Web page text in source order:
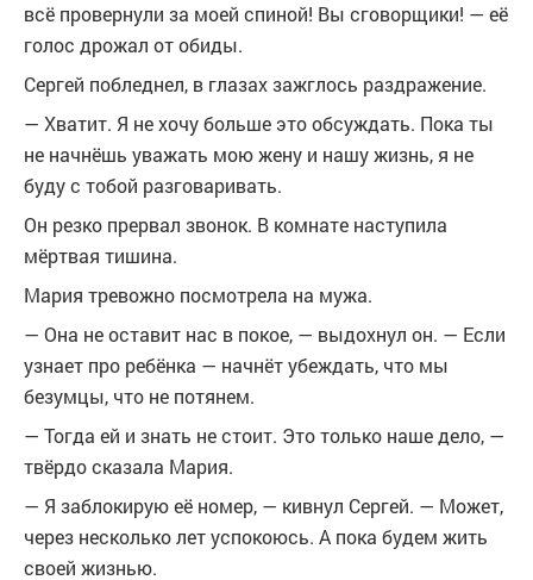
всё провернули за моей спиной! Вы сговорщики! — её
голос дрожал от обиды.
Сергей побледнел, в глазах зажглось раздражение.
— Хватит. Я не хочу больше это обсуждать. Пока ты
не начнёшь уважать мою жену и нашу жизнь, я не
буду с тобой разговаривать.
Он резко прервал звонок. В комнате наступила
мёртвая тишина.
Мария тревожно посмотрела на мужа.
— Она не оставит нас в покое, — выдохнул он. — Если
узнает про ребёнка — начнёт убеждать, что мы
безумцы, что не потянем.
— Тогда ей и знать не стоит. Это только наше дело, —
твёрдо сказала Мария.
— Я заблокирую её номер, — кивнул Сергей. — Может,
через несколько лет успокоюсь. А пока будем жить
своей жизнью.